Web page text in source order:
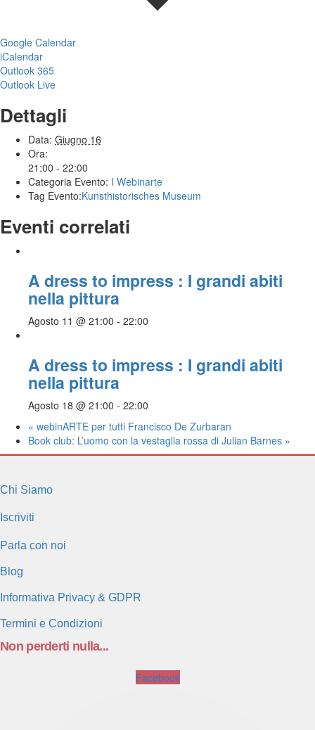
Google Calendar
iCalendar
Outlook 365
Outlook Live
Dettagli
Data: Giugno 16
Ora:
21:00 - 22:00
Categoria Evento: I Webinarte
Tag Evento:Kunsthistorisches Museum
Eventi correlati
A dress to impress : I grandi abiti
nella pittura
Agosto 11 @ 21:00 - 22:00
A dress to impress : I grandi abiti
nella pittura
Agosto 18 @ 21:00 - 22:00
« webinARTE per tutti Francisco De Zurbaran
Book club: L’uomo con la vestaglia rossa di Julian Barnes »
Chi Siamo
Iscriviti
Parla con noi
Blog
Informativa Privacy & GDPR
Termini e Condizioni
Non perderti nulla...
Facebook